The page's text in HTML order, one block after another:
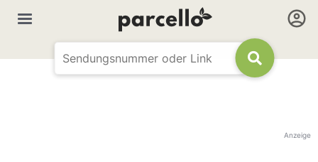
Anzeige